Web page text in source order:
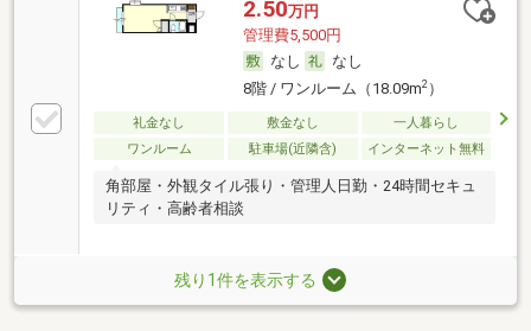
2.50万円
管理費5,500円
なし
なし
8階 / ワンルーム（18.09m2）
礼金なし 敷金なし
一人暮らし
ワンルーム
駐車場(近隣含) インターネット無料
角部屋・外観タイル張り・管理人日勤・24時間セキュ
リティ・高齢者相談
残り1件を表示する